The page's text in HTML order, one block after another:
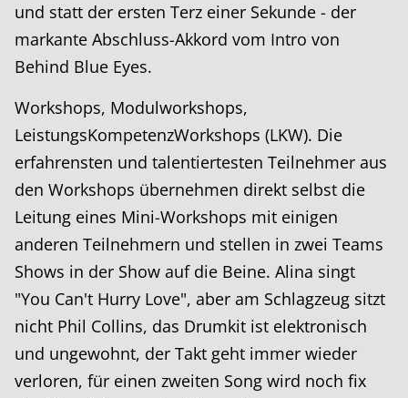
und statt der ersten Terz einer Sekunde - der
markante Abschluss-Akkord vom Intro von
Behind Blue Eyes.
Workshops, Modulworkshops,
LeistungsKompetenzWorkshops (LKW). Die
erfahrensten und talentiertesten Teilnehmer aus
den Workshops übernehmen direkt selbst die
Leitung eines Mini-Workshops mit einigen
anderen Teilnehmern und stellen in zwei Teams
Shows in der Show auf die Beine. Alina singt
"You Can't Hurry Love", aber am Schlagzeug sitzt
nicht Phil Collins, das Drumkit ist elektronisch
und ungewohnt, der Takt geht immer wieder
verloren, für einen zweiten Song wird noch fix